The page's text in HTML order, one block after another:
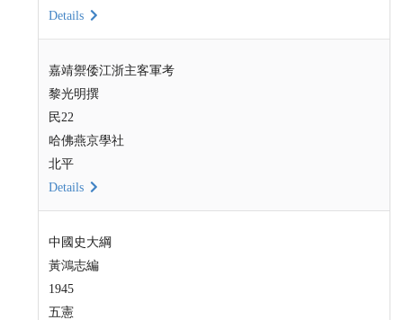
Details
嘉靖禦倭江浙主客軍考
黎光明撰
民22
哈佛燕京學社
北平
Details
中國史大綱
黃鴻志編
1945
五憲